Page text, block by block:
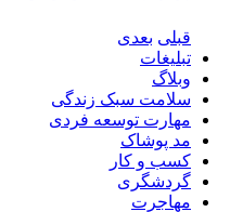
قبلی بعدی
تبلیغات
وبلاگ
سلامت سبک زندگی
مهارت توسعه فردی
مد پوشاک
کسب و کار
گردشگری
مهاجرت